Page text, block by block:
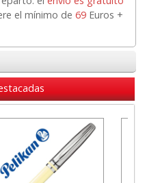
el mínimo de 69Euros +